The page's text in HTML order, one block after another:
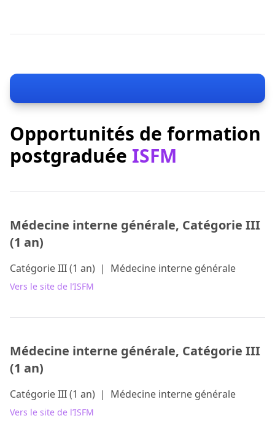
Opportunités de formation
postgraduée ISFM
Médecine interne générale, Catégorie III
(1 an)
Catégorie III (1 an) | Médecine interne générale
Vers le site de l’ISFM
Médecine interne générale, Catégorie III
(1 an)
Catégorie III (1 an) | Médecine interne générale
Vers le site de l’ISFM